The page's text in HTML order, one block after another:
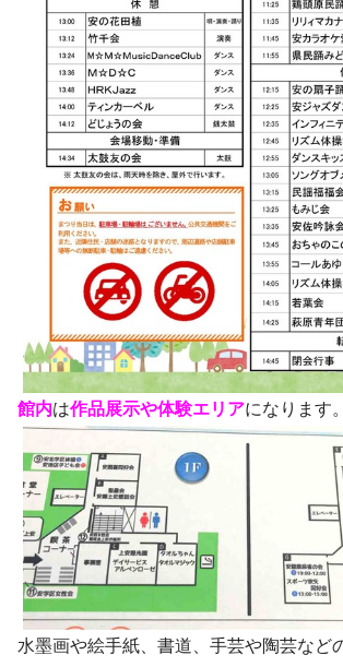
館内は作品展示や体験エリアになります。
水墨画や絵手紙、書道、手芸や陶芸など